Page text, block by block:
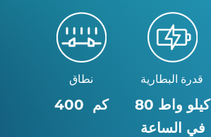
نطاق قدرة البطارية
400 كم
80 كيلو واط
في الساعة